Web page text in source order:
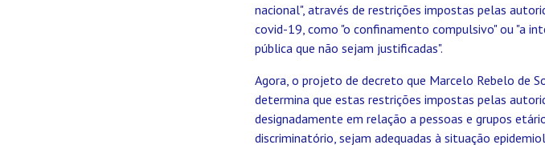
nacional", através de restrições impostas pelas
covid-19, como "o confinamento compulsivo" ou "a
pública que não sejam justificadas".
Agora, o projeto de decreto que Marcelo Rebelo de
determina que estas restrições impostas pelas
designadamente em relação a pessoas e grupos
discriminatório, sejam adequadas à situação